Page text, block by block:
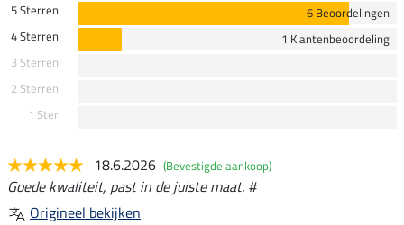
5 Sterren
6 Beoordelingen
4 Sterren
1 Klantenbeoordeling
3 Sterren
2 Sterren
1 Ster
18.6.2026 (Bevestigde aankoop)
Goede kwaliteit, past in de juiste maat. #
Origineel bekijken